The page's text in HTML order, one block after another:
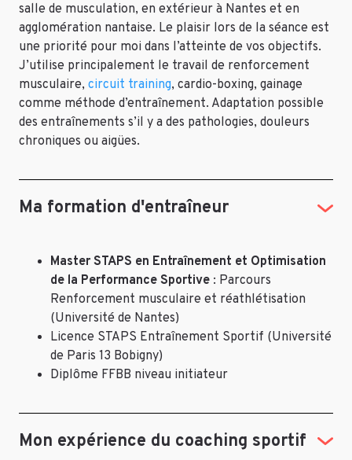
salle de musculation, en extérieur à Nantes et en
agglomération nantaise. Le plaisir lors de la séance est
une priorité pour moi dans l’atteinte de vos objectifs.
J’utilise principalement le travail de renforcement
musculaire, circuit training, cardio-boxing, gainage
comme méthode d’entraînement. Adaptation possible
des entraînements s’il y a des pathologies, douleurs
chroniques ou aigües.
Ma formation d'entraîneur
Master STAPS en Entraînement et Optimisation
de la Performance Sportive : Parcours
Renforcement musculaire et réathlétisation
(Université de Nantes)
Licence STAPS Entraînement Sportif (Université
de Paris 13 Bobigny)
Diplôme FFBB niveau initiateur
Mon expérience du coaching sportif